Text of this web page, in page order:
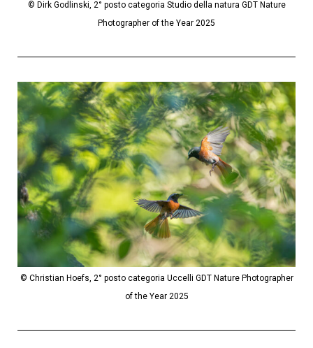
© Dirk Godlinski, 2° posto categoria Studio della natura GDT Nature
Photographer of the Year 2025
© Christian Hoefs, 2° posto categoria Uccelli GDT Nature Photographer
of the Year 2025